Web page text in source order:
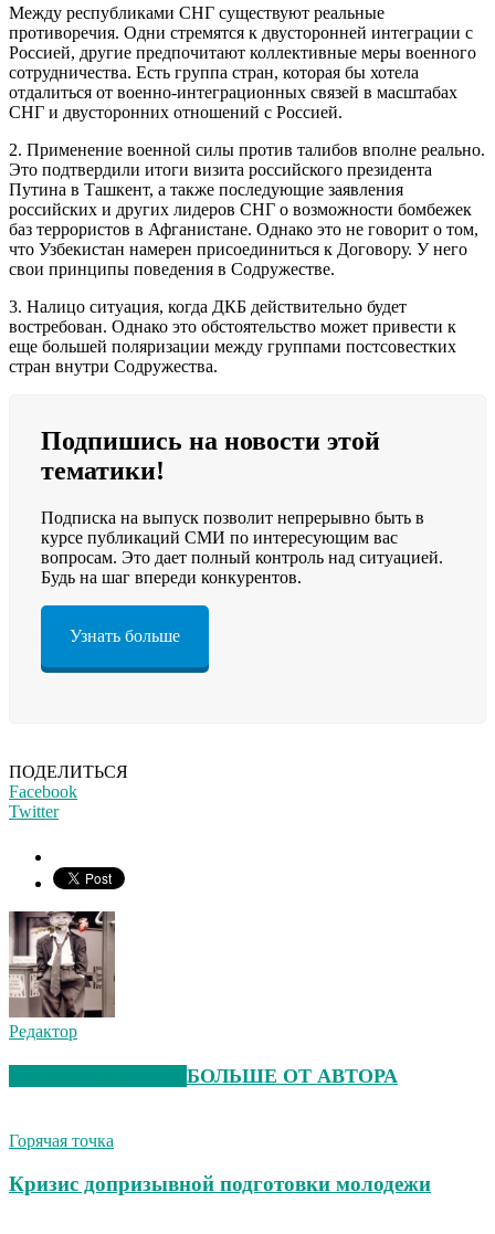
Между республиками СНГ существуют реальные
противоречия. Одни стремятся к двусторонней интеграции с
Россией, другие предпочитают коллективные меры военного
сотрудничества. Есть группа стран, которая бы хотела
отдалиться от военно-интеграционных связей в масштабах
СНГ и двусторонних отношений с Россией.
2. Применение военной силы против талибов вполне реально.
Это подтвердили итоги визита российского президента
Путина в Ташкент, а также последующие заявления
российских и других лидеров СНГ о возможности бомбежек
баз террористов в Афганистане. Однако это не говорит о том,
что Узбекистан намерен присоединиться к Договору. У него
свои принципы поведения в Содружестве.
3. Налицо ситуация, когда ДКБ действительно будет
востребован. Однако это обстоятельство может привести к
еще большей поляризации между группами постсовестких
стран внутри Содружества.
Подпишись на новости этой
тематики!
Подписка на выпуск позволит непрерывно быть в
курсе публикаций СМИ по интересующим вас
вопросам. Это дает полный контроль над ситуацией.
Будь на шаг впереди конкурентов.
Узнать больше
ПОДЕЛИТЬСЯ
Facebook
Twitter
Редактор
БОЛЬШЕ ОТ АВТОРА
Горячая точка
Кризис допризывной подготовки молодежи